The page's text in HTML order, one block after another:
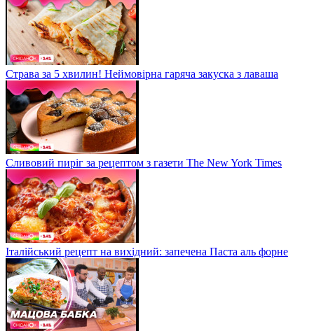
Страва за 5 хвилин! Неймовірна гаряча закуска з лаваша
Сливовий пиріг за рецептом з газети The New York Times
Італійський рецепт на вихідний: запечена Паста аль форне